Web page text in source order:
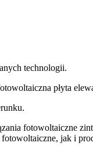
technologii.
płyta
fotowoltaiczne
jak i